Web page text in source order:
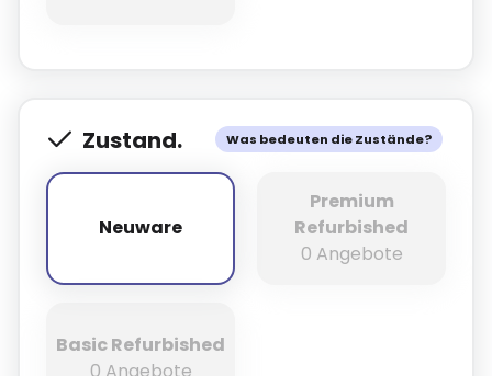
Was bedeuten die Zustände?
Zustand.
Neuware
Neuware
Premium
Refurbished
0 Angebote
Basic Refurbished